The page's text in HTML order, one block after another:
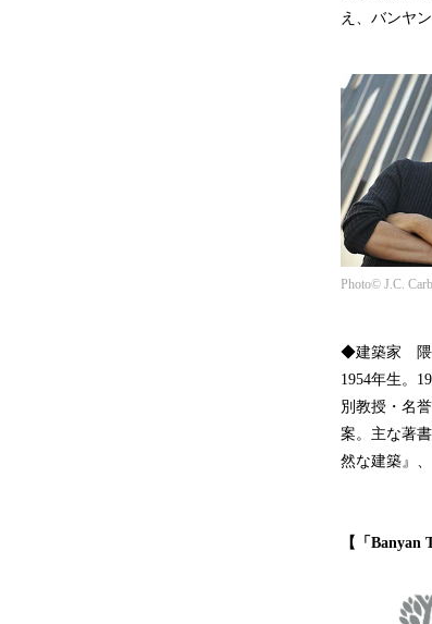
え、バンヤ
Photo© J.C.
◆建築家 隈
1954年生。
別教授・名
案。主な著
然な建築』
【「Banyan